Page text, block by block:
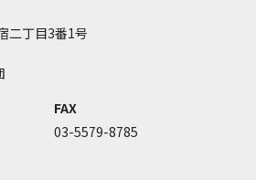
二丁目3番1号
FAX
03-5579-8785